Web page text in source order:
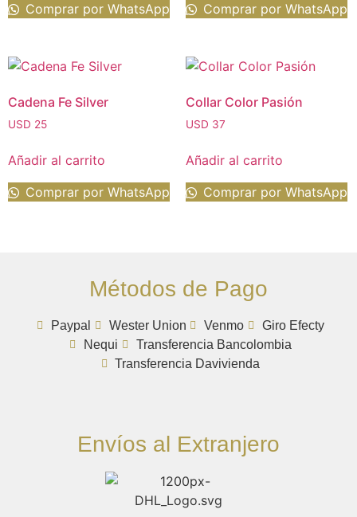
Comprar por WhatsApp
Comprar por WhatsApp
Cadena Fe Silver
USD 25
Añadir al carrito
Comprar por WhatsApp
Collar Color Pasión
USD 37
Añadir al carrito
Comprar por WhatsApp
Métodos de Pago
Paypal Wester Union Venmo
Giro Efecty
Nequi
Transferencia Bancolombia
Transferencia Davivienda
Envíos al Extranjero